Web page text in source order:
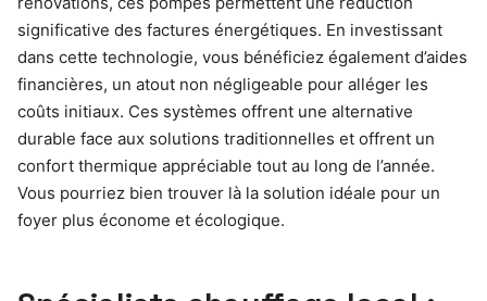
significative des factures énergétiques. En investissant
dans cette technologie, vous bénéficiez également d’aides
financières, un atout non négligeable pour alléger les
coûts initiaux. Ces systèmes offrent une alternative
durable face aux solutions traditionnelles et offrent un
confort thermique appréciable tout au long de l’année.
Vous pourriez bien trouver là la solution idéale pour un
foyer plus économe et écologique.